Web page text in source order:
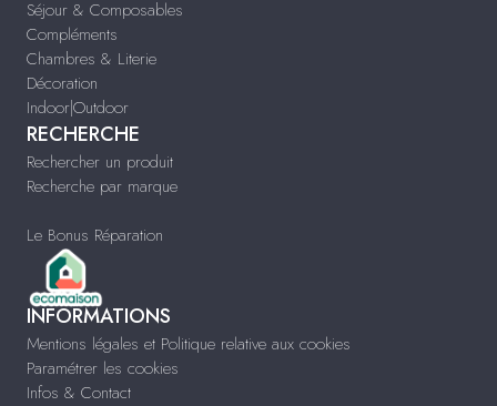
Séjour & Composables
Compléments
Chambres & Literie
Décoration
Indoor|Outdoor
RECHERCHE
Rechercher un produit
Recherche par marque
Le Bonus Réparation
INFORMATIONS
Mentions légales et Politique relative aux cookies
Paramétrer les cookies
Infos & Contact